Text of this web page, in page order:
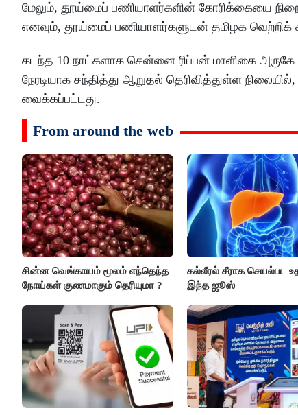
மேலும், தூய்மைப் பணியாளர்களின் கோரிக்கையை
எனவும், தூய்மைப் பணியாளர்களுடன் தமிழக வெற்றிக்
கடந்த 10 நாட்களாக சென்னை ரிப்பன் மாளிகை
நேரடியாக சந்தித்து ஆறுதல் தெரிவித்துள்ள
வைக்கப்பட்டது.
From around the web
சின்ன வெங்காயம் மூலம் எந்தெந்த
நோய்கள் குணமாகும் தெரியுமா ?
கல்லீரல் சீராக செயல்பட
இந்த ஜூஸ்